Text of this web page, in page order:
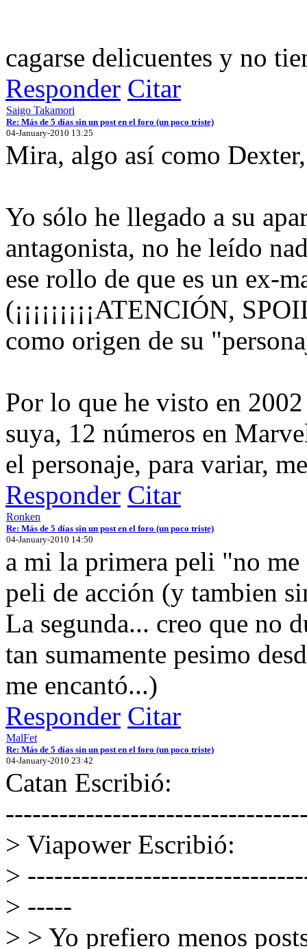
cagarse delicuentes y no
Responder Citar
Saigo Takamori
Re: Más de 5 días sin un post en el foro (un poco triste)
04-January-2010 13:25
Mira, algo así como
Yo sólo he llegado a su
antagonista, no he leído
ese rollo de que es un ex-
(¡¡¡¡¡¡¡¡¡ATENCIÓN,
como origen de su
Por lo que he visto en
suya, 12 números en
el personaje, para variar,
Responder Citar
Ronken
Re: Más de 5 días sin un post en el foro (un poco triste)
04-January-2010 14:50
a mi la primera peli "no
peli de acción (y tambien
La segunda... creo que no
tan sumamente pesimo
me encantó...)
Responder Citar
MalFet
Re: Más de 5 días sin un post en el foro (un poco triste)
04-January-2010 23:42
Catan Escribió:
> Viapower Escribió:
>
> -----
> > Yo prefiero menos